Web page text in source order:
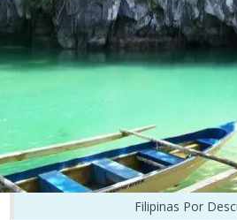
Filipinas Por